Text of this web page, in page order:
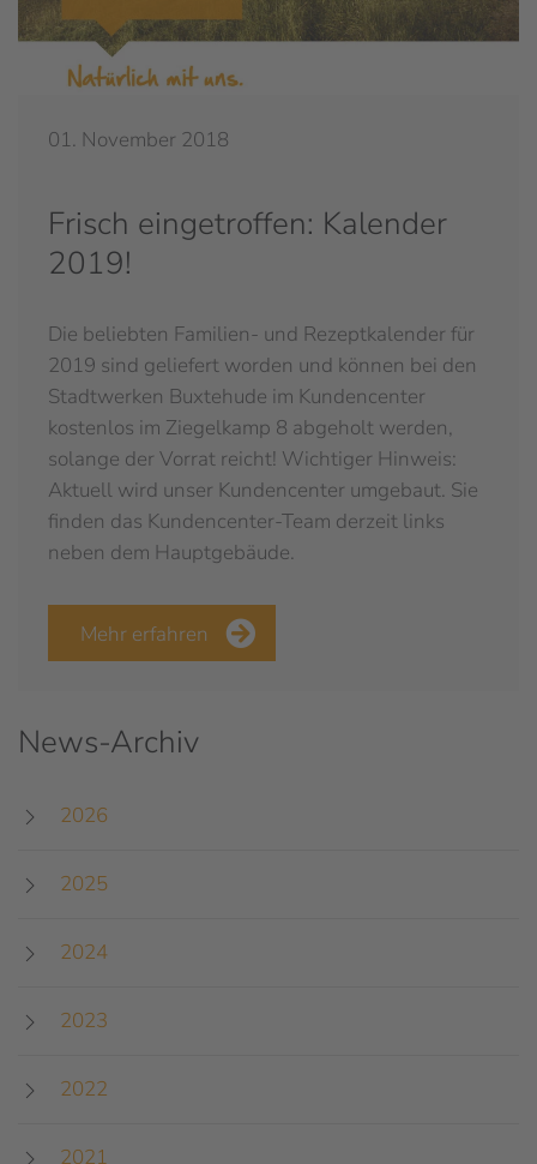
01. November 2018
Frisch eingetroffen: Kalender
2019!
Die beliebten Familien- und Rezeptkalender für
2019 sind geliefert worden und können bei den
Stadtwerken Buxtehude im Kundencenter
kostenlos im Ziegelkamp 8 abgeholt werden,
solange der Vorrat reicht! Wichtiger Hinweis:
Aktuell wird unser Kundencenter umgebaut. Sie
finden das Kundencenter-Team derzeit links
neben dem Hauptgebäude.
Mehr erfahren
News-Archiv
2026
2025
2024
2023
2022
2021